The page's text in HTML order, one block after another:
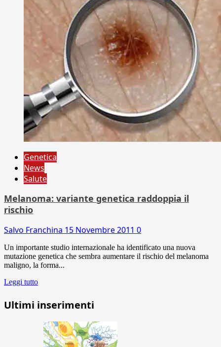
Genetica
News
Salute
Melanoma: variante genetica raddoppia il
rischio
Salvo Franchina 15 Novembre 2011 0
Un importante studio internazionale ha identificato una nuova
mutazione genetica che sembra aumentare il rischio del melanoma
maligno, la forma...
Leggi tutto
Ultimi inserimenti